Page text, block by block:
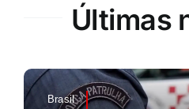
Últimas
Brasil